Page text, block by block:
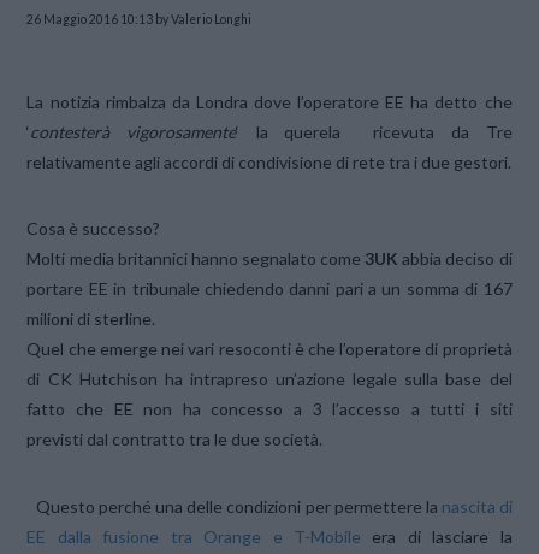
26 Maggio 2016 10:13 by Valerio Longhi
La notizia rimbalza da Londra dove l’operatore EE ha detto che
‘contesterà vigorosamente‘ la querela ricevuta da Tre
relativamente agli accordi di condivisione di rete tra i due gestori.
Cosa è successo?
Molti media britannici hanno segnalato come 3UK abbia deciso di
portare EE in tribunale chiedendo danni pari a un somma di 167
milioni di sterline.
Quel che emerge nei vari resoconti è che l’operatore di proprietà
di CK Hutchison ha intrapreso un’azione legale sulla base del
fatto che EE non ha concesso a 3 l’accesso a tutti i siti
previsti dal contratto tra le due società.
Questo perché una delle condizioni per permettere la nascita di
EE dalla fusione tra Orange e T-Mobile era di lasciare la